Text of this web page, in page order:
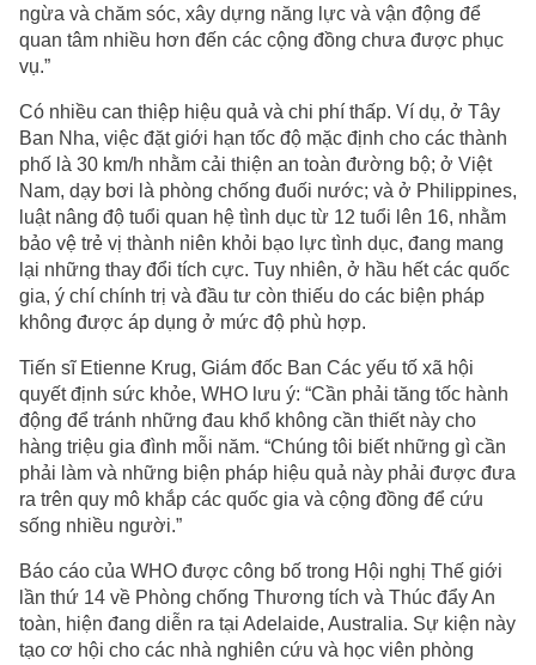
ngừa và chăm sóc, xây dựng năng lực và vận động để
quan tâm nhiều hơn đến các cộng đồng chưa được phục
vụ.”
Có nhiều can thiệp hiệu quả và chi phí thấp. Ví dụ, ở Tây
Ban Nha, việc đặt giới hạn tốc độ mặc định cho các thành
phố là 30 km/h nhằm cải thiện an toàn đường bộ; ở Việt
Nam, dạy bơi là phòng chống đuối nước; và ở Philippines,
luật nâng độ tuổi quan hệ tình dục từ 12 tuổi lên 16, nhằm
bảo vệ trẻ vị thành niên khỏi bạo lực tình dục, đang mang
lại những thay đổi tích cực. Tuy nhiên, ở hầu hết các quốc
gia, ý chí chính trị và đầu tư còn thiếu do các biện pháp
không được áp dụng ở mức độ phù hợp.
Tiến sĩ Etienne Krug, Giám đốc Ban Các yếu tố xã hội
quyết định sức khỏe, WHO lưu ý: “Cần phải tăng tốc hành
động để tránh những đau khổ không cần thiết này cho
hàng triệu gia đình mỗi năm. “Chúng tôi biết những gì cần
phải làm và những biện pháp hiệu quả này phải được đưa
ra trên quy mô khắp các quốc gia và cộng đồng để cứu
sống nhiều người.”
Báo cáo của WHO được công bố trong Hội nghị Thế giới
lần thứ 14 về Phòng chống Thương tích và Thúc đẩy An
toàn, hiện đang diễn ra tại Adelaide, Australia. Sự kiện này
tạo cơ hội cho các nhà nghiên cứu và học viên phòng